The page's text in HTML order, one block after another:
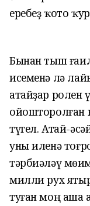
еребеҙ ҡото
Бынан тыш
исеменә лә
атайҙар ролен
ойошторолған
түгел. Атай-
уны иленә
тәрбиәләү
милли рух
туған моң аша